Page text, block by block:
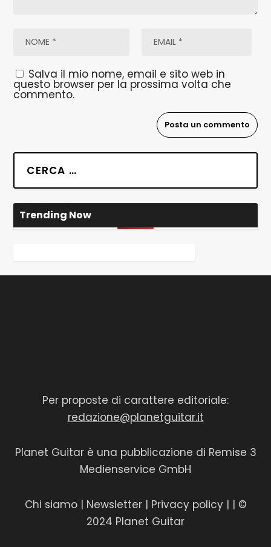
Salva il mio nome, email e sito web in
questo browser per la prossima volta che
commento.
Trending Now
Per proposte di carattere editoriale:
redazione@planetguitar.it
Planet Guitar è una pubblicazione di Remise 3
Medienservice GmbH
Chi siamo| Newsletter Privacy policy|
| ©
2024 Planet Guitar